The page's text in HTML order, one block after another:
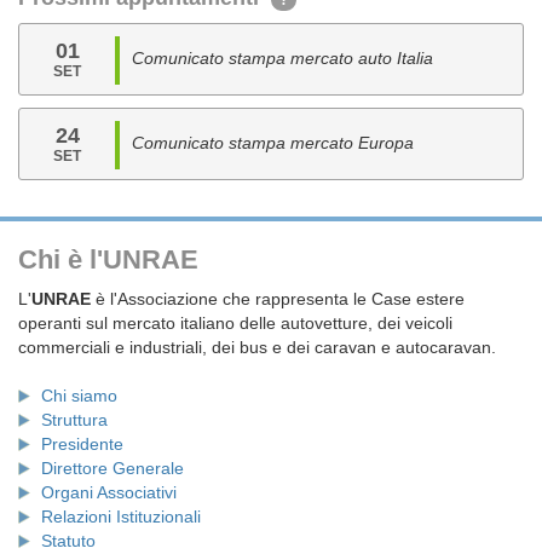
01
SET
Comunicato stampa mercato auto Italia
24
SET
Comunicato stampa mercato Europa
Chi è l'UNRAE
L'UNRAE è l'Associazione che rappresenta le Case estere
operanti sul mercato italiano delle autovetture, dei veicoli
commerciali e industriali, dei bus e dei caravan e autocaravan.
Chi siamo
Struttura
Presidente
Direttore Generale
Organi Associativi
Relazioni Istituzionali
Statuto